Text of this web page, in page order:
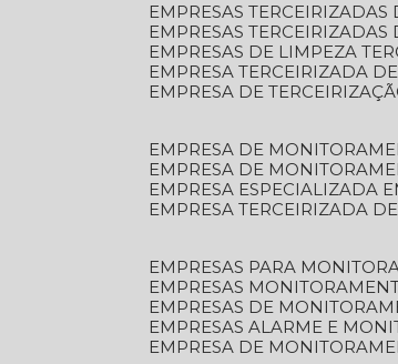
EMPRESAS
EMPRESAS
EMPRESAS DE LIMPEZA
EMPRESA TERCEIRIZADA
EMPRESA DE
EMPRESA DE
EMPRESA DE
EMPRESA
EMPRESA TERCEIRIZADA
EMPRESAS PARA
EMPRESAS
EMPRESAS DE
EMPRESAS ALARME E
EMPRESA DE